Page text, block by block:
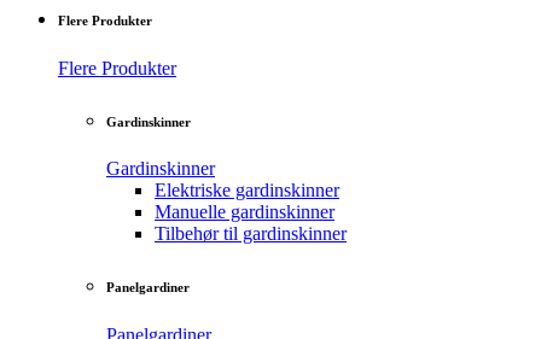
Flere Produkter
Flere Produkter
Gardinskinner
Gardinskinner
Elektriske gardinskinner
Manuelle gardinskinner
Tilbehør til gardinskinner
Panelgardiner